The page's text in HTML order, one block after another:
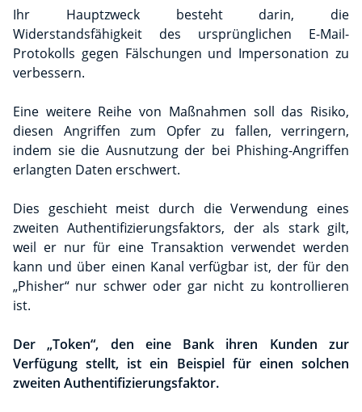
Ihr Hauptzweck besteht darin, die
Widerstandsfähigkeit des ursprünglichen E-Mail-
Protokolls gegen Fälschungen und Impersonation zu
verbessern.
Eine weitere Reihe von Maßnahmen soll das Risiko,
diesen Angriffen zum Opfer zu fallen, verringern,
indem sie die Ausnutzung der bei Phishing-Angriffen
erlangten Daten erschwert.
Dies geschieht meist durch die Verwendung eines
zweiten Authentifizierungsfaktors, der als stark gilt,
weil er nur für eine Transaktion verwendet werden
kann und über einen Kanal verfügbar ist, der für den
„Phisher“ nur schwer oder gar nicht zu kontrollieren
ist.
Der „Token“, den eine Bank ihren Kunden zur
Verfügung stellt, ist ein Beispiel für einen solchen
zweiten Authentifizierungsfaktor.